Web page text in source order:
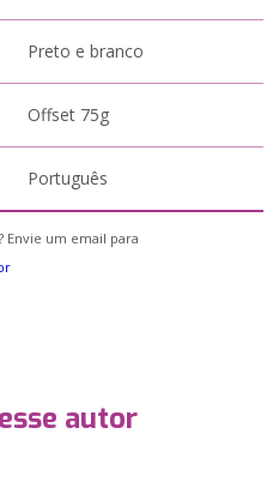
Preto e branco
Offset 75g
Português
um email para
autor